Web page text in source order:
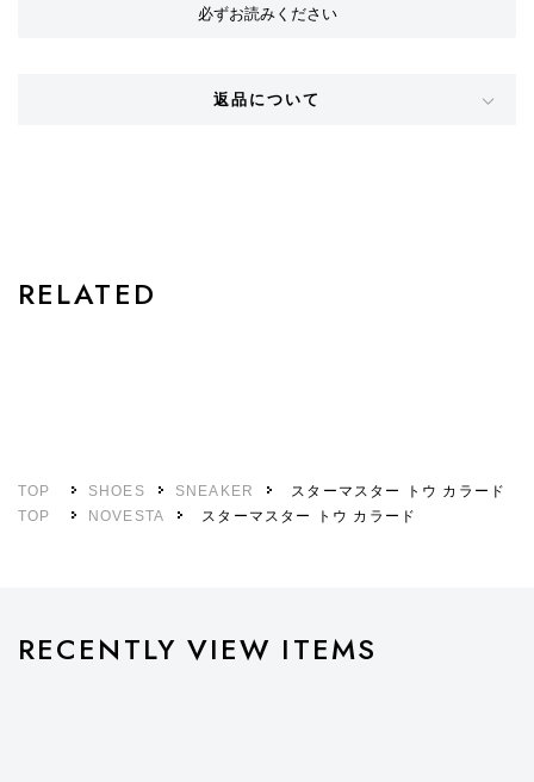
必ずお読みください
返品について
RELATED
TOP SHOES SNEAKER
スターマスター トウ カラード
TOP
NOVESTA スターマスター トウ カラード
RECENTLY VIEW ITEMS